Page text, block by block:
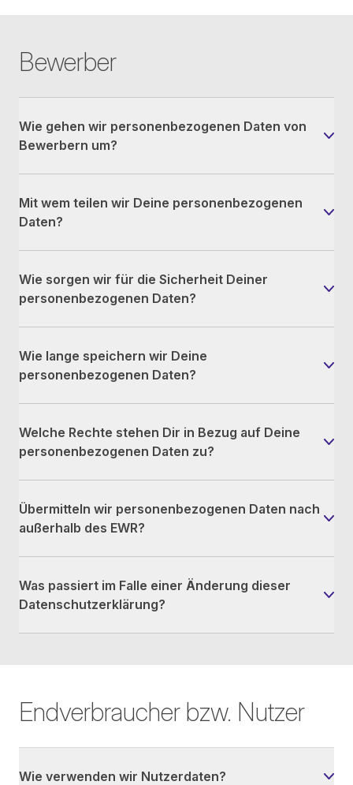
Bewerber
Wie gehen wir personenbezogenen Daten von
Bewerbern um?
Mit wem teilen wir Deine personenbezogenen
Daten?
Wie sorgen wir für die Sicherheit Deiner
personenbezogenen Daten?
Wie lange speichern wir Deine
personenbezogenen Daten?
Welche Rechte stehen Dir in Bezug auf Deine
personenbezogenen Daten zu?
Übermitteln wir personenbezogenen Daten nach
außerhalb des EWR?
Was passiert im Falle einer Änderung dieser
Datenschutzerklärung?
Endverbraucher bzw. Nutzer
Wie verwenden wir Nutzerdaten?